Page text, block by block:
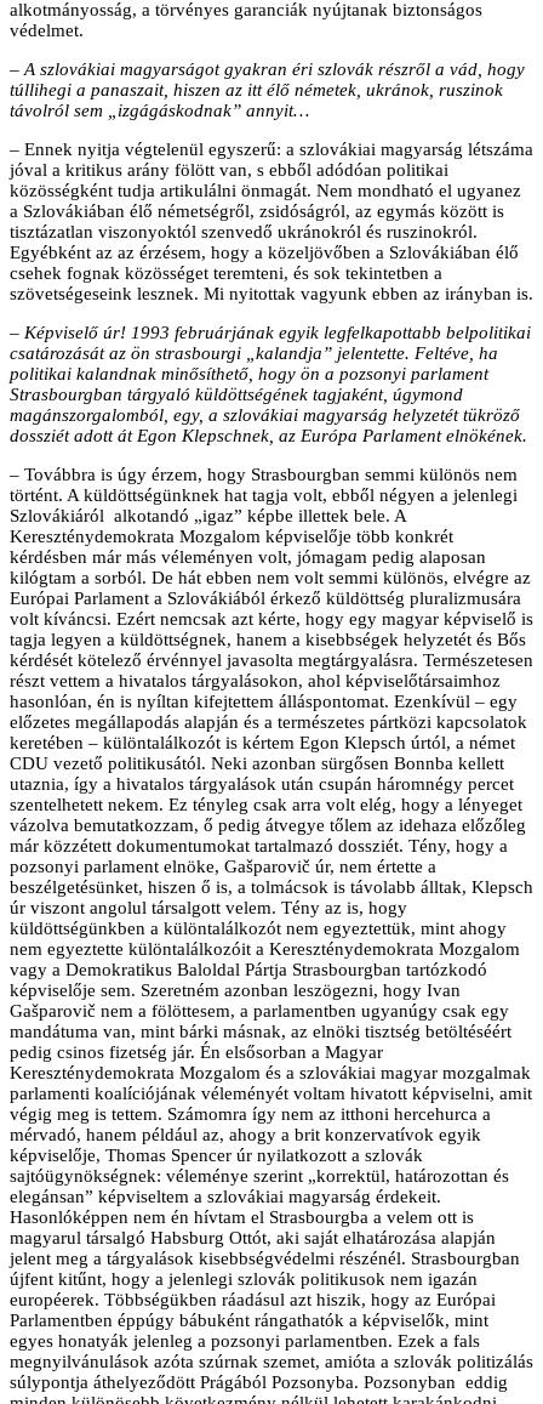
alkotmányosság, a törvényes garanciák nyújtanak biztonságos
védelmet.
– A szlovákiai magyarságot gyakran éri szlovák részről a vád, hogy
túllihegi a panaszait, hiszen az itt élő németek, ukránok, ruszinok
távolról sem „izgágáskodnak” annyit…
– Ennek nyitja végtelenül egyszerű: a szlovákiai magyarság létszáma
jóval a kritikus arány fölött van, s ebből adódóan politikai
közösségként tudja artikulálni önmagát. Nem mondható el ugyanez
a Szlovákiában élő németségről, zsidóságról, az egymás között is
tisztázatlan viszonyoktól szenvedő ukránokról és ruszinokról.
Egyébként az az érzésem, hogy a közeljövőben a Szlovákiában élő
csehek fognak közösséget teremteni, és sok tekintetben a
szövetségeseink lesznek. Mi nyitottak vagyunk ebben az irányban is.
– Képviselő úr! 1993 februárjának egyik legfelkapottabb belpolitikai
csatározását az ön strasbourgi „kalandja” jelentette. Feltéve, ha
politikai kalandnak minősíthető, hogy ön a pozsonyi parlament
Strasbourgban tárgyaló küldöttségének tagjaként, úgymond
magánszorgalomból, egy, a szlovákiai magyarság helyzetét tükröző
dossziét adott át Egon Klepschnek, az Európa Parlament elnökének.
– Továbbra is úgy érzem, hogy Strasbourgban semmi különös nem
történt. A küldöttségünknek hat tagja volt, ebből négyen a jelenlegi
Szlovákiáról alkotandó „igaz” képbe illettek bele. A
Kereszténydemokrata Mozgalom képviselője több konkrét
kérdésben már más véleményen volt, jómagam pedig alaposan
kilógtam a sorból. De hát ebben nem volt semmi különös, elvégre az
Európai Parlament a Szlovákiából érkező küldöttség pluralizmusára
volt kíváncsi. Ezért nemcsak azt kérte, hogy egy magyar képviselő is
tagja legyen a küldöttségnek, hanem a kisebbségek helyzetét és Bős
kérdését kötelező érvénnyel javasolta megtárgyalásra. Természetesen
részt vettem a hivatalos tárgyalásokon, ahol képviselőtársaimhoz
hasonlóan, én is nyíltan kifejtettem álláspontomat. Ezenkívül – egy
előzetes megállapodás alapján és a természetes pártközi kapcsolatok
keretében – különtalálkozót is kértem Egon Klepsch úrtól, a német
CDU vezető politikusától. Neki azonban sürgősen Bonnba kellett
utaznia, így a hivatalos tárgyalások után csupán háromnégy percet
szentelhetett nekem. Ez tényleg csak arra volt elég, hogy a lényeget
vázolva bemutatkozzam, ő pedig átvegye tőlem az idehaza előzőleg
már közzétett dokumentumokat tartalmazó dossziét. Tény, hogy a
pozsonyi parlament elnöke, Gašparovič úr, nem értette a
beszélgetésünket, hiszen ő is, a tolmácsok is távolabb álltak, Klepsch
úr viszont angolul társalgott velem. Tény az is, hogy
küldöttségünkben a különtalálkozót nem egyeztettük, mint ahogy
nem egyeztette különtalálkozóit a Kereszténydemokrata Mozgalom
vagy a Demokratikus Baloldal Pártja Strasbourgban tartózkodó
képviselője sem. Szeretném azonban leszögezni, hogy Ivan
Gašparovič nem a fölöttesem, a parlamentben ugyanúgy csak egy
mandátuma van, mint bárki másnak, az elnöki tisztség betöltéséért
pedig csinos fizetség jár. Én elsősorban a Magyar
Kereszténydemokrata Mozgalom és a szlovákiai magyar mozgalmak
parlamenti koalíciójának véleményét voltam hivatott képviselni, amit
végig meg is tettem. Számomra így nem az itthoni hercehurca a
mérvadó, hanem például az, ahogy a brit konzervatívok egyik
képviselője, Thomas Spencer úr nyilatkozott a szlovák
sajtóügynökségnek: véleménye szerint „korrektül, határozottan és
elegánsan” képviseltem a szlovákiai magyarság érdekeit.
Hasonlóképpen nem én hívtam el Strasbourgba a velem ott is
magyarul társalgó Habsburg Ottót, aki saját elhatározása alapján
jelent meg a tárgyalások kisebbségvédelmi részénél. Strasbourgban
újfent kitűnt, hogy a jelenlegi szlovák politikusok nem igazán
européerek. Többségükben ráadásul azt hiszik, hogy az Európai
Parlamentben éppúgy bábuként rángathatók a képviselők, mint
egyes honatyák jelenleg a pozsonyi parlamentben. Ezek a fals
megnyilvánulások azóta szúrnak szemet, amióta a szlovák politizálás
súlypontja áthelyeződött Prágából Pozsonyba. Pozsonyban eddig